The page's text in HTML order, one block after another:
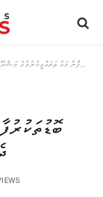
ބޮޑުތަކުރުފާނު މަގު ތަރައްގީކުރުމުގެ